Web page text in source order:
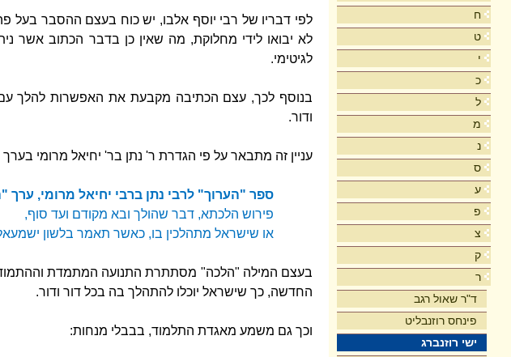
ח
ט
י
כ
ל
מ
נ
ס
ע
פ
צ
ק
ר
ד"ר שאול רגב
פינחס רוזנבליט
ישי רוזנברג
לפי דבריו של רבי יוסף אלבו, יש כוח בעצם ההסבר בעל
לא יבואו לידי מחלוקת, מה שאין כן בדבר הכתוב אשר
לגיטימי.
בנוסף לכך, עצם הכתיבה מקבעת את האפשרות להלך עם
ודור.
עניין זה מתבאר על פי הגדרת ר' נתן בר' יחיאל מרומי
ספר "הערוך" לרבי נתן ברבי יחיאל מרומי, ערך
פירוש הלכתא, דבר שהולך ובא מקודם ועד סוף,
או שישראל מתהלכין בו, כאשר תאמר בלשון
בעצם המילה "הלכה" מסתתרת התנועה המתמדת
החדשה, כך שישראל יוכלו להתהלך בה בכל דור ודור.
וכך גם משמע מאגדת התלמוד, בבבלי מנחות: